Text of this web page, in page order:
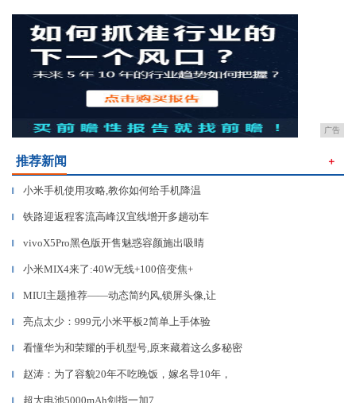
广告
推荐新闻 ＋
▎ 小米手机使用攻略,教你如何给手机降温
▎ 铁路迎返程客流高峰汉宜线增开多趟动车
▎ vivoX5Pro黑色版开售魅惑容颜施出吸睛
▎ 小米MIX4来了:40W无线+100倍变焦+
▎ MIUI主题推荐——动态简约风,锁屏头像,让
▎ 亮点太少：999元小米平板2简单上手体验
▎ 看懂华为和荣耀的手机型号,原来藏着这么多秘密
▎ 赵涛：为了容貌20年不吃晚饭，嫁名导10年，
超大电池5000mAh剑指一加7